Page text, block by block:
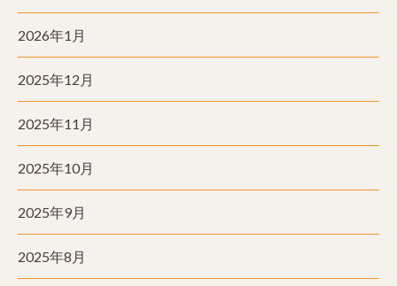
2026年1月
2025年12月
2025年11月
2025年10月
2025年9月
2025年8月